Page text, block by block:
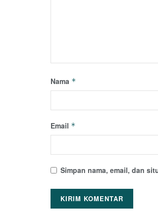
Nama *
Email *
Simpan nama, email, dan